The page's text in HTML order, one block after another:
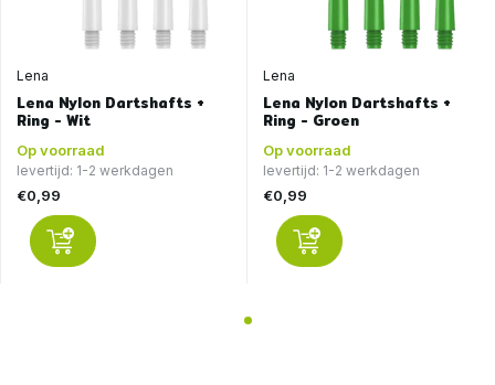
Lena
Lena Nylon Dartshafts +
Ring - Wit
Op voorraad
levertijd: 1-2 werkdagen
€0,99
Lena
Lena Nylon Dartshafts +
Ring - Groen
Op voorraad
levertijd: 1-2 werkdagen
€0,99